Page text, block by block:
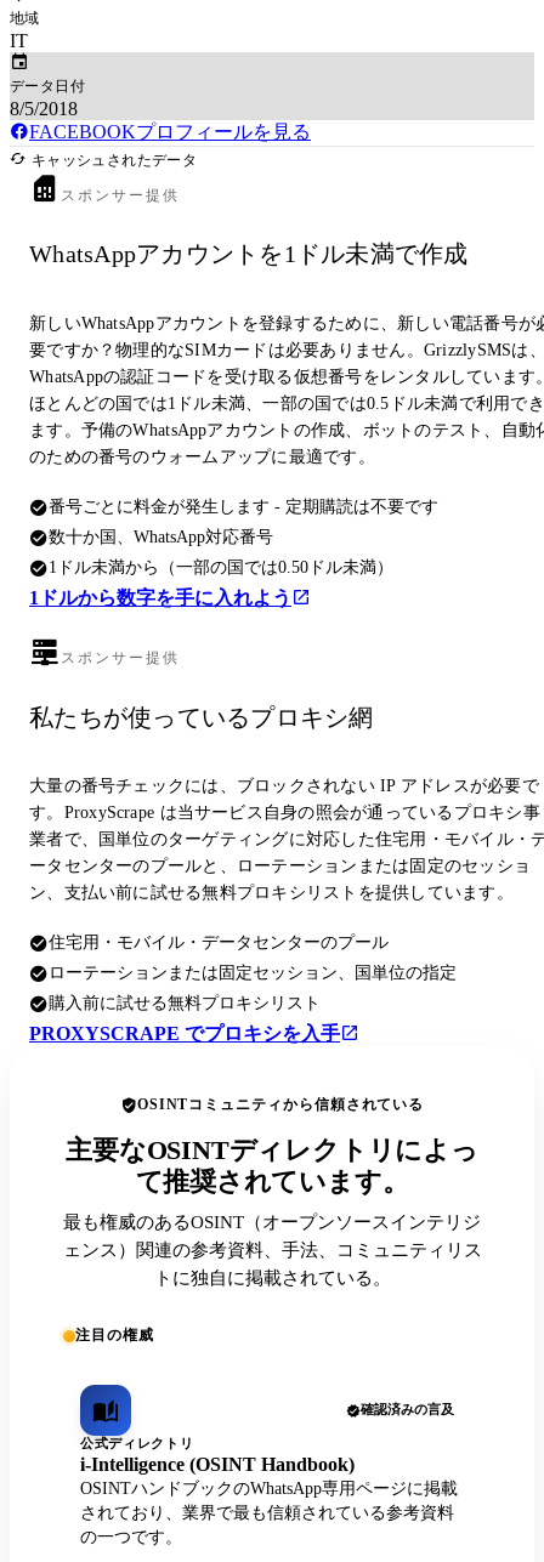
地域
IT
データ日付
8/5/2018
FACEBOOKプロフィールを見る
キャッシュされたデータ
スポンサー提供
WhatsAppアカウントを1ドル未満で作成
新しいWhatsAppアカウントを登録するために、新しい電話番号が
要ですか？物理的なSIMカードは必要ありません。GrizzlySMSは
WhatsAppの認証コードを受け取る仮想番号をレンタルしています
ほとんどの国では1ドル未満、一部の国では0.5ドル未満で利用でき
ます。予備のWhatsAppアカウントの作成、ボットのテスト、自動
のための番号のウォームアップに最適です。
番号ごとに料金が発生します - 定期購読は不要です
数十か国、WhatsApp対応番号
1ドル未満から（一部の国では0.50ドル未満）
1ドルから数字を手に入れよう
スポンサー提供
私たちが使っているプロキシ網
大量の番号チェックには、ブロックされない IP アドレスが必要で
す。ProxyScrape は当サービス自身の照会が通っているプロキシ事
業者で、国単位のターゲティングに対応した住宅用・モバイル・
ータセンターのプールと、ローテーションまたは固定のセッショ
ン、支払い前に試せる無料プロキシリストを提供しています。
住宅用・モバイル・データセンターのプール
ローテーションまたは固定セッション、国単位の指定
購入前に試せる無料プロキシリスト
PROXYSCRAPE でプロキシを入手
OSINTコミュニティから信頼されている
主要なOSINTディレクトリによっ
て推奨されています。
最も権威のあるOSINT（オープンソースインテリジ
ェンス）関連の参考資料、手法、コミュニティリス
トに独自に掲載されている。
注目の権威
確認済みの言及
公式ディレクトリ
i-Intelligence (OSINT Handbook)
OSINTハンドブックのWhatsApp専用ページに掲載
されており、業界で最も信頼されている参考資料
の一つです。